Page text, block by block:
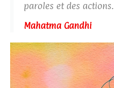
paroles et des actions.
Mahatma Gandhi